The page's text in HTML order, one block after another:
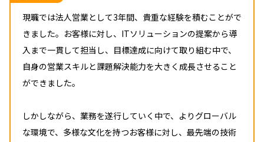
現職では法人営業として3年間、貴重な経験を積むことがで
きました。お客様に対し、ITソリューションの提案から導
入まで一貫して担当し、目標達成に向けて取り組む中で、
自身の営業スキルと課題解決能力を大きく成長させること
ができました。
しかしながら、業務を遂行していく中で、よりグローバル
な環境で、多様な文化を持つお客様に対し、最先端の技術